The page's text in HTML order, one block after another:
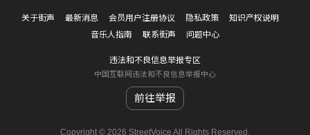
关于街声 最新消息 会员用户注册协议 隐私政策
知识产权说明
音乐人指南
联系街声 问题中心
违法和不良信息举报专区
中国互联网违法和不良信息举报中心
前往举报
Copyright © 2026 StreetVoice All Rights Reserved.